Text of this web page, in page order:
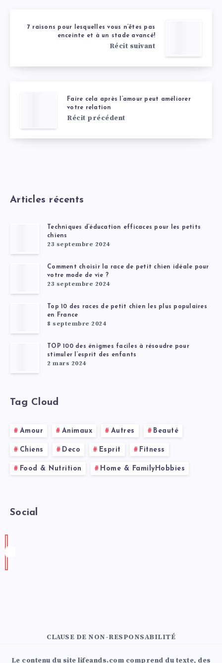
7 raisons pour lesquelles vous n’êtes pas
enceinte et à un stade avancé!
Récit suivant
Faire cela après l’amour peut améliorer
votre relation
Récit précédent
Articles récents
Techniques d’éducation efficaces pour les petits
chiens
23 septembre 2024
Comment choisir la race de petit chien idéale pour
votre mode de vie ?
23 septembre 2024
Top 10 des races de petit chien les plus populaires
en France
8 septembre 2024
TOP 100 des énigmes faciles à résoudre pour
stimuler l’esprit des enfants
2 mars 2024
Tag Cloud
Amour Animaux Autres Beauté
Chiens Deco Esprit Fitness
Food & Nutrition Home & FamilyHobbies
Social
CLAUSE DE NON-RESPONSABILITÉ
Le contenu du site lifeands.com comprend du texte, des